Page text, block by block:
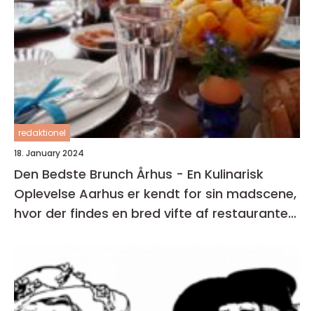
redaktionel
18. January 2024
Den Bedste Brunch Århus - En Kulinarisk
Oplevelse Aarhus er kendt for sin madscene,
hvor der findes en bred vifte af restauranter,